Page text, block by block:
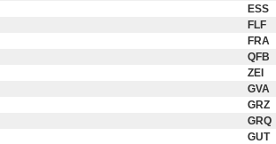
ESS
FLF
FRA
QFB
ZEI
GVA
GRZ
GRQ
GUT